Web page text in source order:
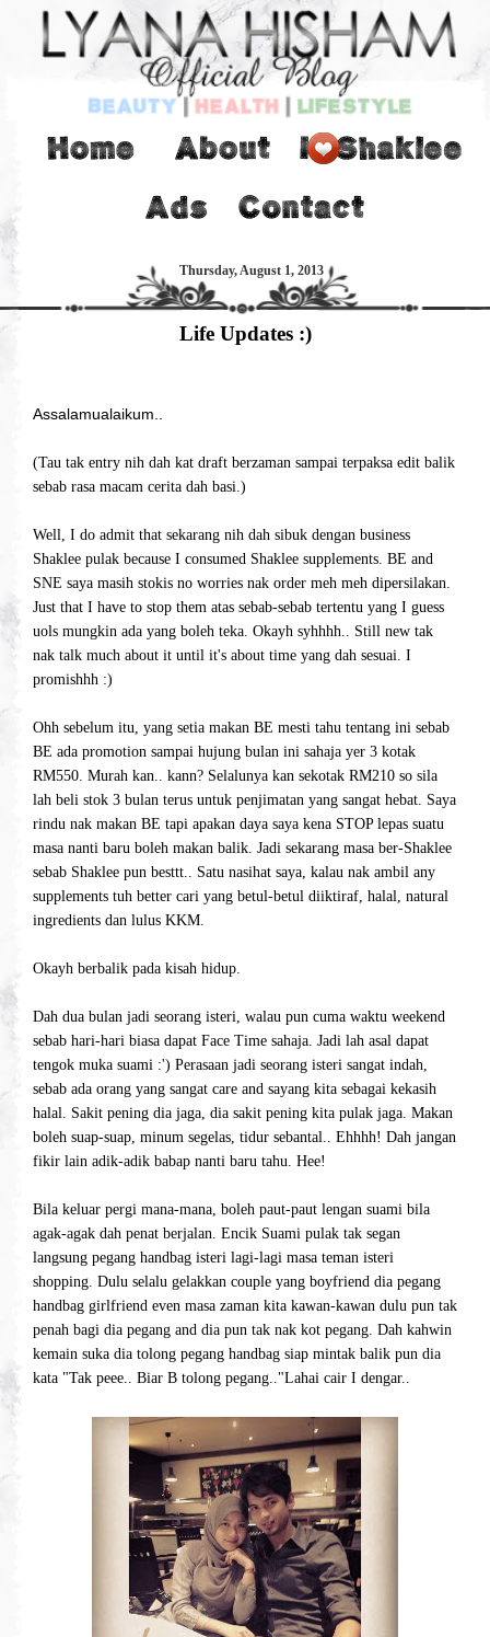
Thursday, August 1, 2013
Life Updates :)
Assalamualaikum..
(Tau tak entry nih dah kat draft berzaman sampai terpaksa edit balik
sebab rasa macam cerita dah basi.)
Well, I do admit that sekarang nih dah sibuk dengan business
Shaklee pulak because I consumed Shaklee supplements. BE and
SNE saya masih stokis no worries nak order meh meh dipersilakan.
Just that I have to stop them atas sebab-sebab tertentu yang I guess
uols mungkin ada yang boleh teka. Okayh syhhhh.. Still new tak
nak talk much about it until it's about time yang dah sesuai. I
promishhh :)
Ohh sebelum itu, yang setia makan BE mesti tahu tentang ini sebab
BE ada promotion sampai hujung bulan ini sahaja yer 3 kotak
RM550. Murah kan.. kann? Selalunya kan sekotak RM210 so sila
lah beli stok 3 bulan terus untuk penjimatan yang sangat hebat. Saya
rindu nak makan BE tapi apakan daya saya kena STOP lepas suatu
masa nanti baru boleh makan balik. Jadi sekarang masa ber-Shaklee
sebab Shaklee pun besttt.. Satu nasihat saya, kalau nak ambil any
supplements tuh better cari yang betul-betul diiktiraf, halal, natural
ingredients dan lulus KKM.
Okayh berbalik pada kisah hidup.
Dah dua bulan jadi seorang isteri, walau pun cuma waktu weekend
sebab hari-hari biasa dapat Face Time sahaja. Jadi lah asal dapat
tengok muka suami :') Perasaan jadi seorang isteri sangat indah,
sebab ada orang yang sangat care and sayang kita sebagai kekasih
halal. Sakit pening dia jaga, dia sakit pening kita pulak jaga. Makan
boleh suap-suap, minum segelas, tidur sebantal.. Ehhhh! Dah jangan
fikir lain adik-adik babap nanti baru tahu. Hee!
Bila keluar pergi mana-mana, boleh paut-paut lengan suami bila
agak-agak dah penat berjalan. Encik Suami pulak tak segan
langsung pegang handbag isteri lagi-lagi masa teman isteri
shopping. Dulu selalu gelakkan couple yang boyfriend dia pegang
handbag girlfriend even masa zaman kita kawan-kawan dulu pun tak
penah bagi dia pegang and dia pun tak nak kot pegang. Dah kahwin
kemain suka dia tolong pegang handbag siap mintak balik pun dia
kata "Tak peee.. Biar B tolong pegang.."Lahai cair I dengar..